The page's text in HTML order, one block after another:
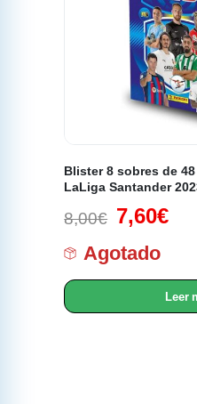
Blister 8 sobres de
LaLiga Santander
8,00€ 7,60€
Agotado
Leer